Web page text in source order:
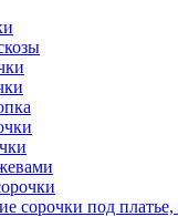
сорочки под